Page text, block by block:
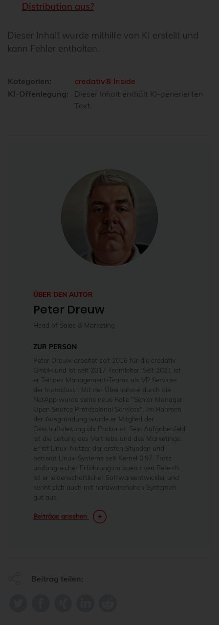
Distribution aus?
Dieser Inhalt wurde mithilfe von KI erstellt und
kann Fehler enthalten.
Kategorien:
credativ® Inside
KI-Offenlegung:
Dieser Inhalt enthält KI-generierten
Text.
ÜBER DEN AUTOR
Peter Dreuw
Head of Sales & Marketing
ZUR PERSON
Peter Dreuw arbeitet seit 2016 für die credativ
GmbH und ist seit 2017 Teamleiter. Seit 2021 ist
er Teil des Management-Teams als VP Services
der Instaclustr. Mit der Übernahme durch die
NetApp wurde seine neue Rolle "Senior Manager
Open Source Professional Services". Im Rahmen
der Ausgründung wurde er Mitglied der
Geschäftsleitung als Prokurist. Sein Aufgabenfeld
ist die Leitung des Vertriebs und des Marketings.
Er ist Linux-Nutzer der ersten Stunden und
betreibt Linux-Systeme seit Kernel 0.97. Trotz
umfangreicher Erfahrung im operativen Bereich
ist er leidenschaftlicher Softwareentwickler und
kennt sich auch mit hardwarenahen Systemen
gut aus.
Beiträge ansehen
Beitrag teilen: